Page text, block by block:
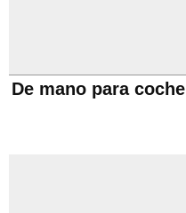
De mano para coche